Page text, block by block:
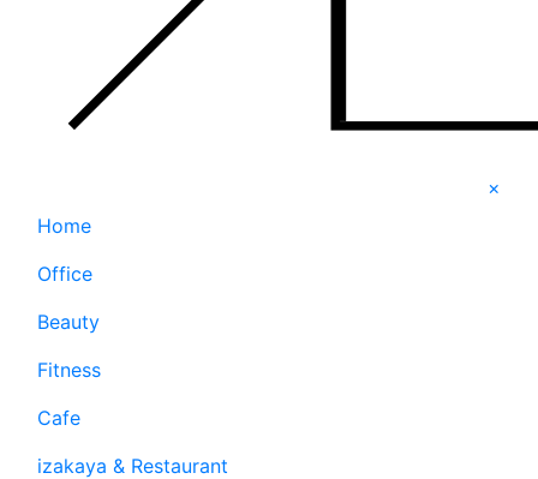
×
Home
Office
Beauty
Fitness
Cafe
izakaya & Restaurant